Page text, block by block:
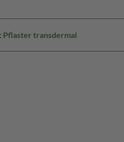
Pflaster transdermal